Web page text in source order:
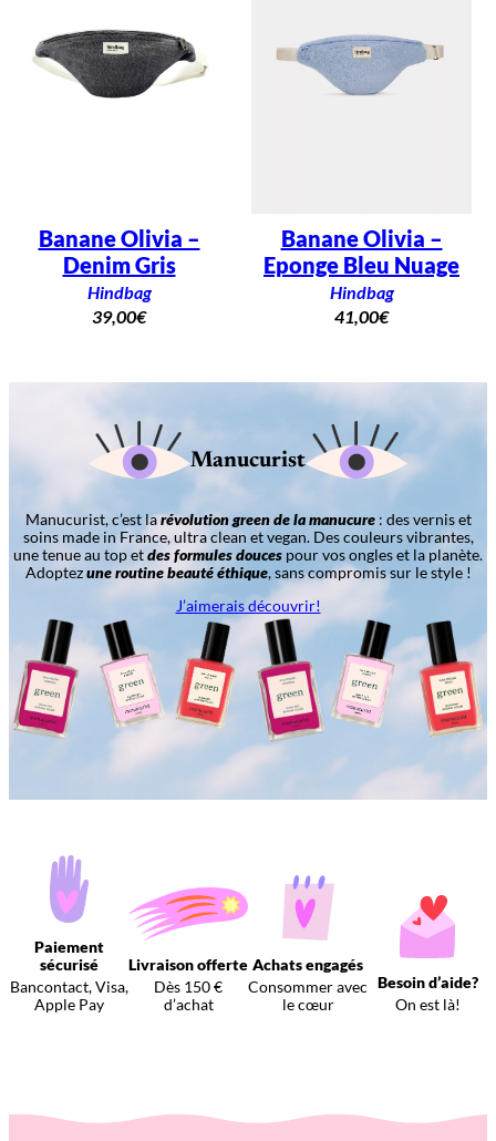
Banane Olivia –
Denim Gris
Hindbag
39,00€
Banane Olivia –
Eponge Bleu Nuage
Hindbag
41,00€
Manucurist
Manucurist, c’est larévolution green de la manucure: des vernis et
soins made in France, ultra clean et vegan. Des couleurs vibrantes,
une tenue au top etdes formules douces pour vos ongles et la planète.
Adoptezune routine beauté éthique, sans compromis sur le style !
J’aimerais découvrir!
Paiement
sécurisé
Bancontact, Visa,
Apple Pay
Livraison offerte
Dès 150 €
d’achat
Achats engagés
Consommer avec
le cœur
Besoin d’aide?
On est là!